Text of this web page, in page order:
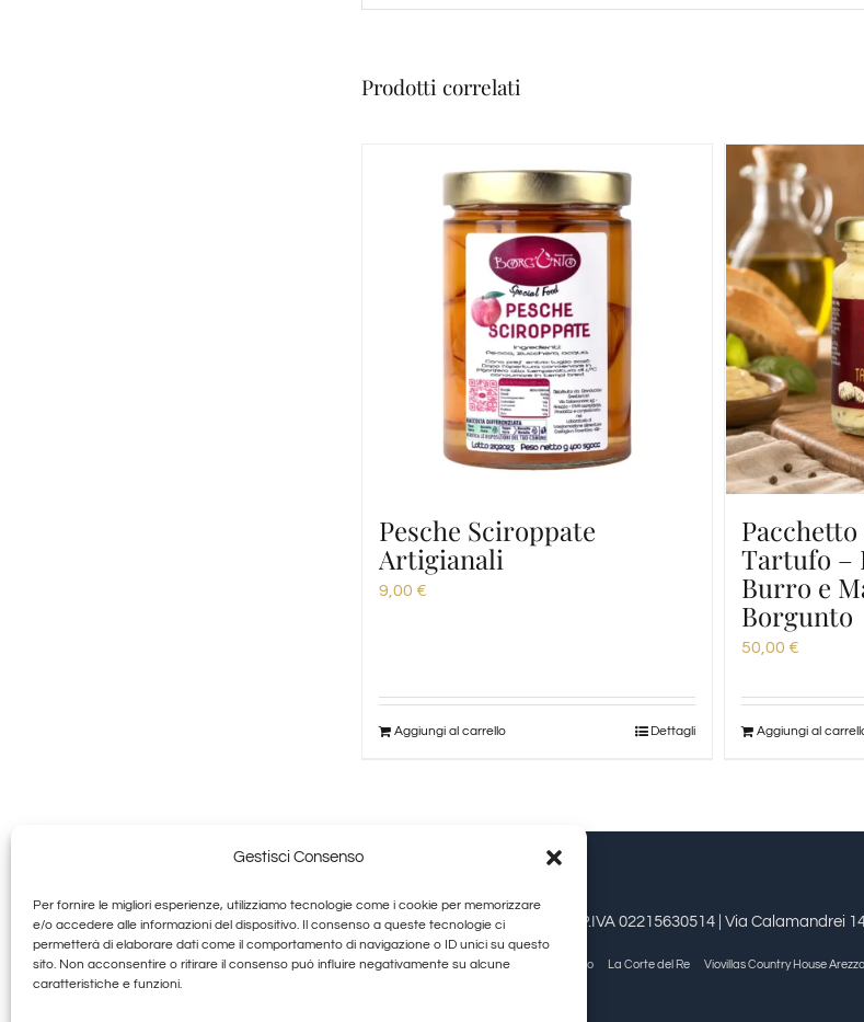
Gestisci Consenso
Per fornire le migliori esperienze, utilizziamo tecnologie come i cookie per memorizzare
e/o accedere alle informazioni del dispositivo. Il consenso a queste tecnologie ci
permetterà di elaborare dati come il comportamento di navigazione o ID unici su questo
sito. Non acconsentire o ritirare il consenso può influire negativamente su alcune
caratteristiche e funzioni.
Prodotti correlati
Pesche Sciroppate
Artigianali
9,00 €
Aggiungi al carrello Dettagli
Tartufo –
Burro e
Borgunto
50,00 €
Aggiungi al
Granducato Gestioni srl | P.IVA 02215630514 | Via Calamandrei
Allegra Toscana Arezzo Allegra Viareggio La Corte del Re Viovillas Country House Arezzo